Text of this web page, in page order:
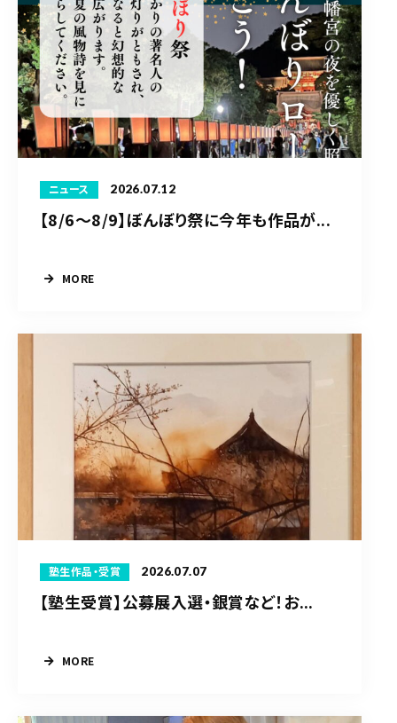
ニュース 2026.07.12
【8/6〜8/9】ぼんぼり祭に今年も作品が...
MORE
塾生作品・受賞 2026.07.07
【塾生受賞】公募展入選・銀賞など！お...
MORE